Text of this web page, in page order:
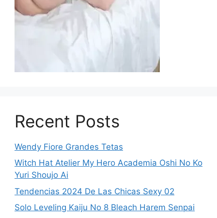
Recent Posts
Wendy Fiore Grandes Tetas
Witch Hat Atelier My Hero Academia Oshi No Ko
Yuri Shoujo Ai
Tendencias 2024 De Las Chicas Sexy 02
Solo Leveling Kaiju No 8 Bleach Harem Senpai